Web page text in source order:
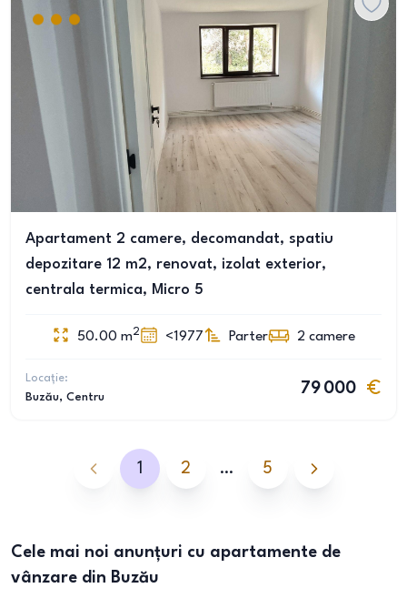
Apartament 2 camere, decomandat, spatiu
depozitare 12 m2, renovat, izolat exterior,
centrala termica, Micro 5
50.00 m2 <1977 Parter 2 camere
Locație:
Buzău, Centru
79 000
1 2 … 5
Cele mai noi anunțuri cu apartamente de
vânzare din Buzău